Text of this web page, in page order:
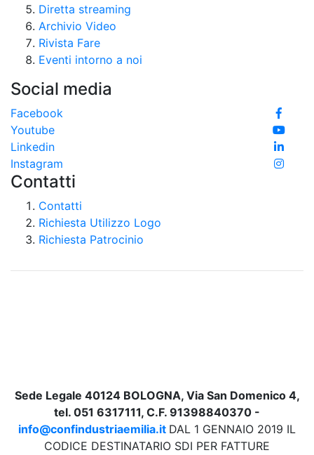
Diretta streaming
Archivio Video
Rivista Fare
Eventi intorno a noi
Social media
Facebook
Youtube
Linkedin
Instagram
Contatti
Contatti
Richiesta Utilizzo Logo
Richiesta Patrocinio
Sede Legale 40124 BOLOGNA, Via San Domenico 4,
tel. 051 6317111, C.F. 91398840370 -
info@confindustriaemilia.it DAL 1 GENNAIO 2019 IL
CODICE DESTINATARIO SDI PER FATTURE